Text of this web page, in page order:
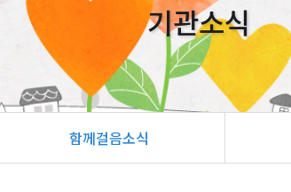
기관소식
함께걸음소식